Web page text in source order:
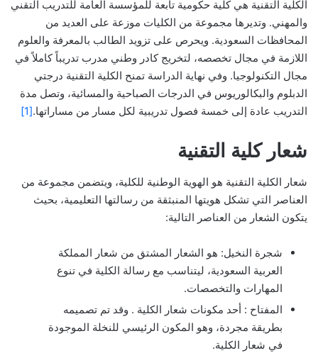
الكلية التقنية هي كلية حكومية تابعة للمؤسسة العامة للتدريب التقني
والمهني. وتديرها مجموعة من الكليات موزعة على العديد من
المحافظات السعودية. ويحرص على تزويد الطالب بالمعرفة والعلوم
اللازمة في مجال تخصصه، لتخريج كادر وطني مدرب تدريباً كاملاً في
مجال التكنولوجيا. وفي نهاية الدراسة تمنح الكلية التقنية درجتي
الدبلوم والبكالوريوس في الدرجات الصباحية والمسائية، وتصل مدة
التدريب عادة إلى خمسة فصول تدريبية لكل مسار من مساراتها.[1]
شعار كلية التقنية
شعار الكلية التقنية هو الهوية الوطنية للكلية، ويتضمن مجموعة من
العناصر التي تشكل هويتها المنبثقة من رسالتها التعليمية، بحيث
يتكون الشعار من العناصر التالية:
شجرة النخيل: هو الشعار المشتق من شعار المملكة
العربية السعودية، ليتناسب مع رسالة الكلية في تنوع
المهارات والتخصصات.
المفتاح : أحد مكونات شعار الكلية . وقد تم تصميمه
بطريقة مجردة، وهو المكون الرئيسي للنخلة الموجودة
في شعار الكلية.